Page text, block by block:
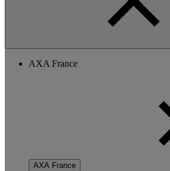
AXA France
AXA France